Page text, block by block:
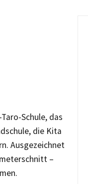
Schule, das
die Kita
Ausgezeichnet
–